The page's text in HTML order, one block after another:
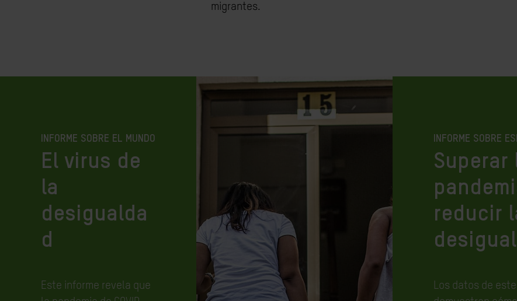
migrantes.
INFORME SOBRE EL MUNDO
El virus de
la
desigualda
d
Este informe revela que
INFORME SOBRE
Superar
reducir
Los datos de